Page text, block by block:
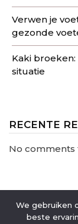
Verwen je
gezonde
Kaki
situatie
RECENTE
No comments
We gebruiken
beste